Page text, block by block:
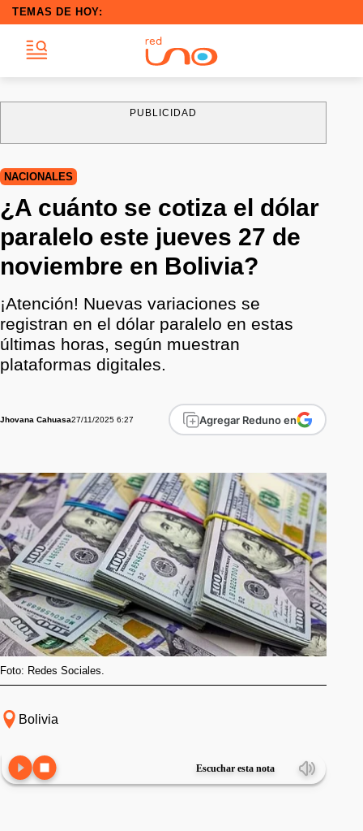
TEMAS DE HOY:
PUBLICIDAD
NACIONALES
¿A cuánto se cotiza el dólar
paralelo este jueves 27 de
noviembre en Bolivia?
¡Atención! Nuevas variaciones se
registran en el dólar paralelo en estas
últimas horas, según muestran
plataformas digitales.
Jhovana Cahuasa27/11/2025 6:27 Agregar Reduno en
Foto: Redes Sociales.
Bolivia
Escuchar esta nota